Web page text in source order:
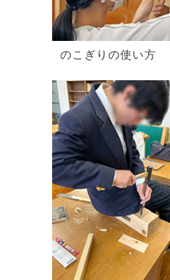
のこぎりの使い方